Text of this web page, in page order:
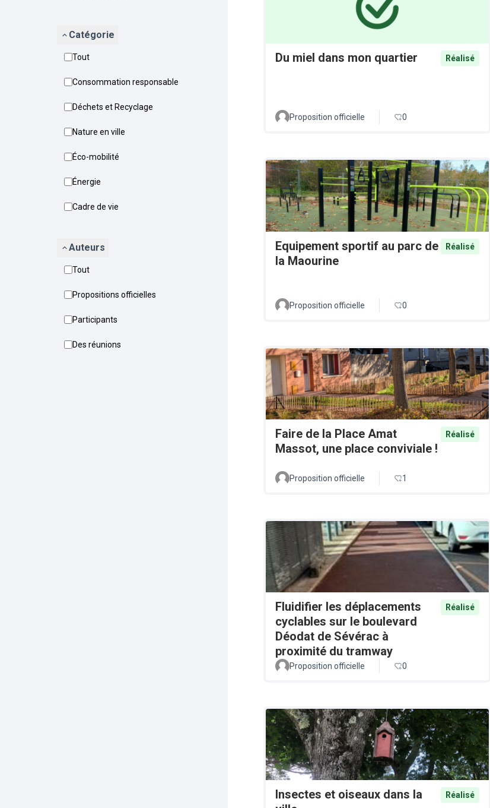
Catégorie
Tout
Consommation responsable
Déchets et Recyclage
Nature en ville
Éco-mobilité
Énergie
Cadre de vie
Auteurs
Tout
Propositions officielles
Participants
Des réunions
Du miel dans mon quartier Réalisé
Proposition officielle 0
Equipement sportif au parc de
la Maourine
Réalisé
Proposition officielle 0
Faire de la Place Amat
Massot, une place conviviale !
Réalisé
Proposition officielle 1
Fluidifier les déplacements
cyclables sur le boulevard
Déodat de Sévérac à
proximité du tramway
Réalisé
Proposition officielle 0
Insectes et oiseaux dans la
Réalisé